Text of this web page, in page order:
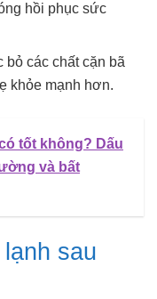
hồi phục sức
bỏ các chất cặn bã
khỏe mạnh hơn.
tốt không? Dấu
và bất
sau